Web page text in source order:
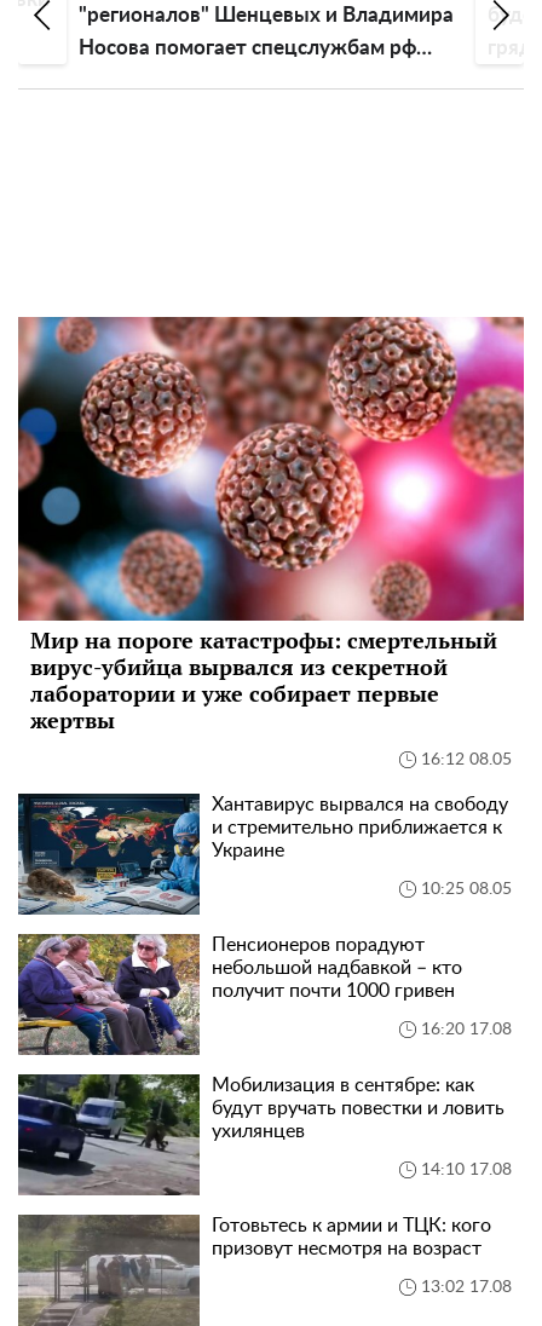
"регионалов" Шенцевых и Владимира
Носова помогает спецслужбам рф
Мир на пороге катастрофы: смертельный
вирус-убийца вырвался из секретной
лаборатории и уже собирает первые
жертвы
16:12 08.05
Хантавирус вырвался на свободу
и стремительно приближается к
Украине
10:25 08.05
Пенсионеров порадуют
небольшой надбавкой – кто
получит почти 1000 гривен
16:20 17.08
Мобилизация в сентябре: как
будут вручать повестки и ловить
ухилянцев
14:10 17.08
Готовьтесь к армии и ТЦК: кого
призовут несмотря на возраст
13:02 17.08